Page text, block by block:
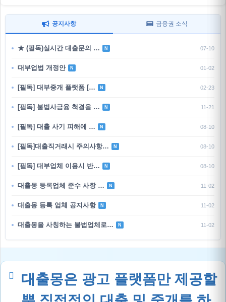
공지사항 금융권 소식
★ (필독)실시간 대출문의 … N 07-10
대부업법 개정안 N 01-02
[필독] 대부중개 플랫폼 [… N 02-23
[필독] 불법사금융 척결을 … N 11-21
[필독] 대출 사기 피해에 … N 08-10
[필독]대출직거래시 주의사항… N 08-10
[필독] 대부업체 이용시 반… N 08-10
대출몽 등록업체 준수 사항 … N 11-02
대출몽 등록 업체 공지사항 N 11-02
대출몽을 사칭하는 불법업체로… N 11-02
대출몽은 광고 플랫폼만 제공할